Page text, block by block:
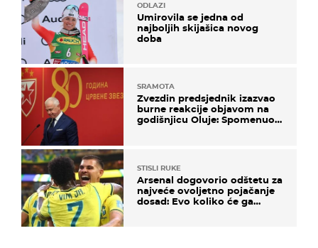
ODLAZI
Umirovila se jedna od
najboljih skijašica novog
doba
SRAMOTA
Zvezdin predsjednik izazvao
burne reakcije objavom na
godišnjicu Oluje: Spomenuo
STISLI RUKE
Arsenal dogovorio odštetu za
najveće ovoljetno pojačanje
dosad: Evo koliko će ga